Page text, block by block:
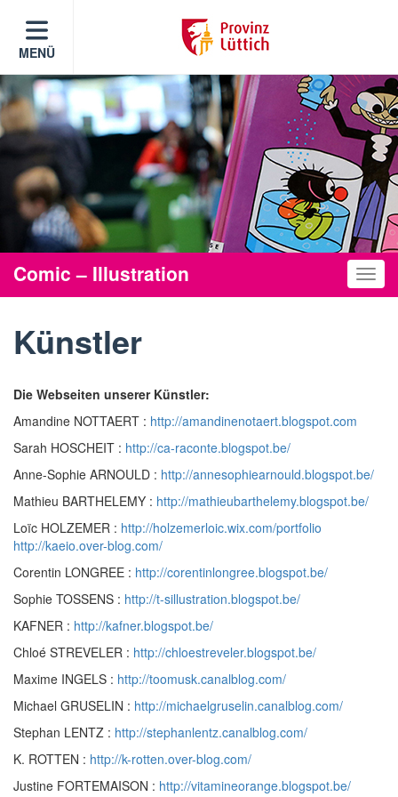
MENÜ
Comic – Illustration
Künstler
Die Webseiten unserer Künstler:
Amandine NOTTAERT : http://amandinenotaert.blogspot.com
Sarah HOSCHEIT : http://ca-raconte.blogspot.be/
Anne-Sophie ARNOULD : http://annesophiearnould.blogspot.be/
Mathieu BARTHELEMY : http://mathieubarthelemy.blogspot.be/
Loïc HOLZEMER : http://holzemerloic.wix.com/portfolio
http://kaeio.over-blog.com/
Corentin LONGREE : http://corentinlongree.blogspot.be/
Sophie TOSSENS : http://t-sillustration.blogspot.be/
KAFNER : http://kafner.blogspot.be/
Chloé STREVELER : http://chloestreveler.blogspot.be/
Maxime INGELS : http://toomusk.canalblog.com/
Michael GRUSELIN : http://michaelgruselin.canalblog.com/
Stephan LENTZ : http://stephanlentz.canalblog.com/
K. ROTTEN : http://k-rotten.over-blog.com/
Justine FORTEMAISON : http://vitamineorange.blogspot.be/